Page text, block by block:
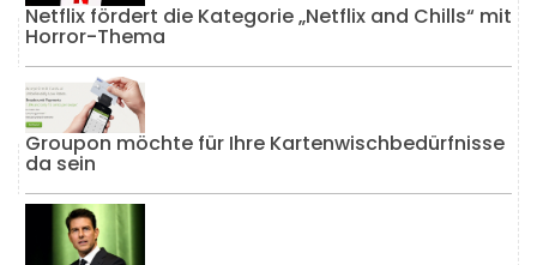
Netflix fördert die Kategorie „Netflix and Chills“ mit
Horror-Thema
Groupon möchte für Ihre Kartenwischbedürfnisse
da sein